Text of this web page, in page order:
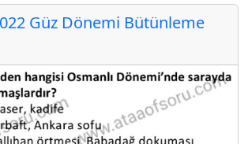
Güz Dönemi Bütünleme